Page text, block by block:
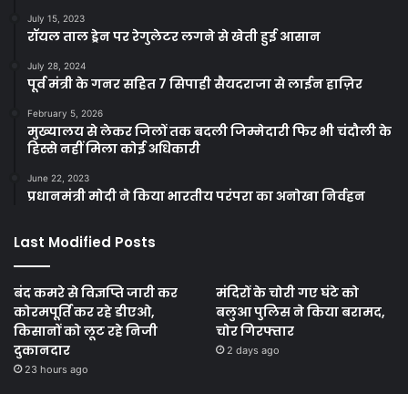
July 15, 2023
रॉयल ताल ड्रेन पर रेगुलेटर लगने से खेती हुई आसान
July 28, 2024
पूर्व मंत्री के गनर सहित 7 सिपाही सैयदराजा से लाईन हाज़िर
February 5, 2026
मुख्यालय से लेकर जिलों तक बदली जिम्मेदारी फिर भी चंदौली के
हिस्से नहीं मिला कोई अधिकारी
June 22, 2023
प्रधानमंत्री मोदी ने किया भारतीय परंपरा का अनोखा निर्वहन
Last Modified Posts
बंद कमरे से विज्ञप्ति जारी कर
कोरमपूर्ति कर रहे डीएओ,
किसानों को लूट रहे निजी
दुकानदार
23 hours ago
मंदिरों के चोरी गए घंटे को
बलुआ पुलिस ने किया बरामद,
चोर गिरफ्तार
2 days ago